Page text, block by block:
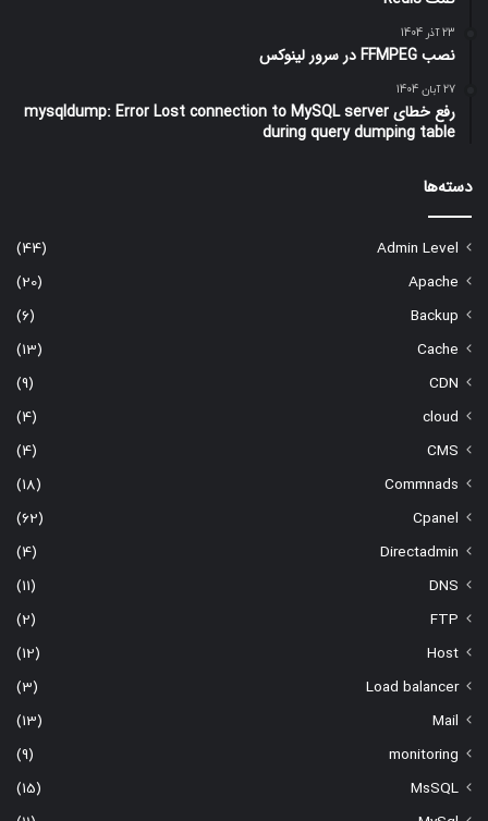
23 آذر 1404
نصب FFMPEG در سرور لینوکس
27 آبان 1404
رفع خطای mysqldump: Error Lost connection to MySQL server
during query dumping table
دسته‌ها
Admin Level
(44)
Apache
(20)
Backup
(6)
Cache
(13)
CDN
(9)
cloud
(4)
CMS
(4)
Commnads
(18)
Cpanel
(62)
Directadmin
(4)
DNS
(11)
FTP
(2)
Host
(12)
Load balancer
(3)
Mail
(13)
monitoring
(9)
MsSQL
(15)